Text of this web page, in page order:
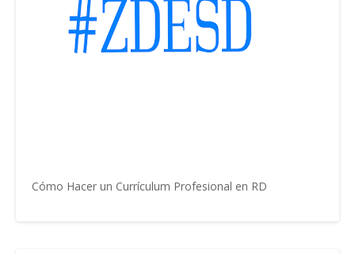
Cómo Hacer un Currículum Profesional en RD